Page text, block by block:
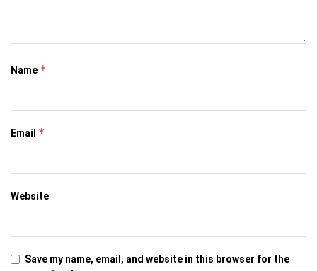
Name *
Email *
Website
Save my name, email, and website in this browser for the